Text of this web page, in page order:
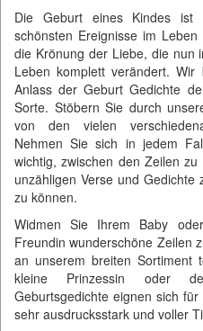
Die Geburt eines Kindes ist
schönsten Ereignisse im
die Krönung der Liebe, die nun
Leben komplett verändert.
Anlass der Geburt Gedichte
Sorte. Stöbern Sie durch
von den vielen
Nehmen Sie sich in jedem
wichtig, zwischen den Zeilen
unzähligen Verse und
zu können.
Widmen Sie Ihrem Baby
Freundin wunderschöne Zeilen
an unserem breiten Sortiment
kleine Prinzessin oder
Geburtsgedichte eignen sich
sehr ausdrucksstark und voller